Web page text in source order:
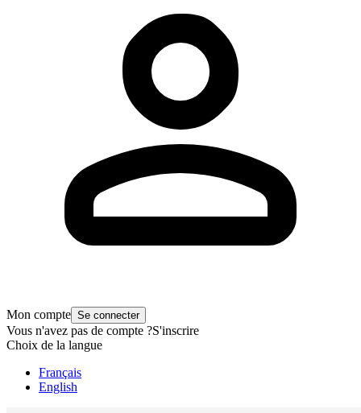
Mon compte Se connecter
Vous n'avez pas de compte ?S'inscrire
Choix de la langue
Français
English